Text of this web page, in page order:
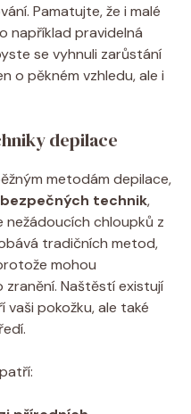
Pamatujte, že i malé
například pravidelná
se vyhnuli zarůstání
o pěkném vzhledu, ale i
depilace
metodám depilace,
technik,
chloupků z
tradičních metod,
mohou
Naštěstí existují
pokožku, ale také